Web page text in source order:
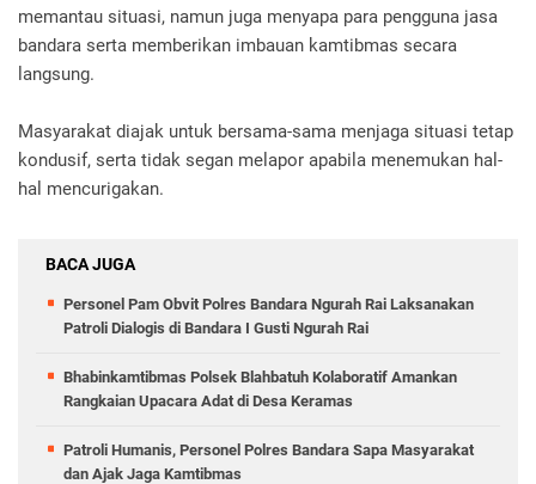
memantau situasi, namun juga menyapa para pengguna jasa
bandara serta memberikan imbauan kamtibmas secara
langsung.
Masyarakat diajak untuk bersama-sama menjaga situasi tetap
kondusif, serta tidak segan melapor apabila menemukan hal-
hal mencurigakan.
BACA JUGA
Personel Pam Obvit Polres Bandara Ngurah Rai Laksanakan
Patroli Dialogis di Bandara I Gusti Ngurah Rai
Bhabinkamtibmas Polsek Blahbatuh Kolaboratif Amankan
Rangkaian Upacara Adat di Desa Keramas
Patroli Humanis, Personel Polres Bandara Sapa Masyarakat
dan Ajak Jaga Kamtibmas